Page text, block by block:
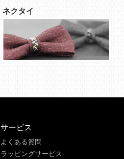
ネクタイ
サービス
よくある質問
ラッピングサービス